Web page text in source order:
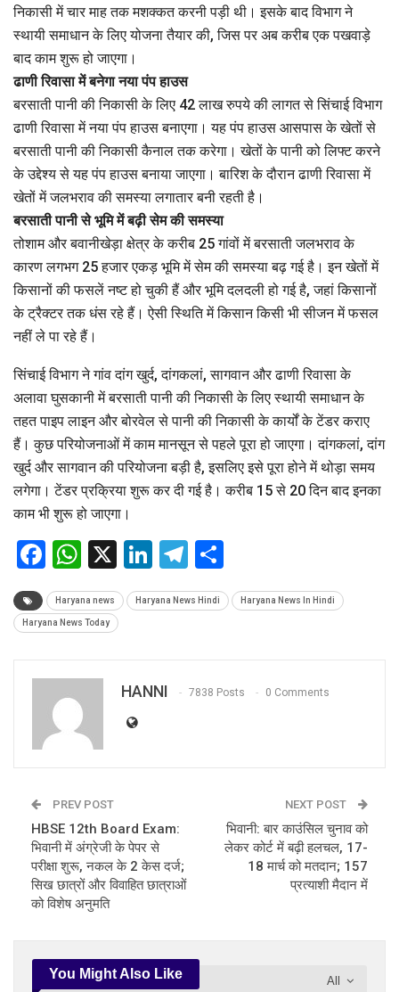
निकासी में चार माह तक मशक्कत करनी पड़ी थी। इसके बाद विभाग ने
स्थायी समाधान के लिए योजना तैयार की, जिस पर अब करीब एक पखवाड़े
बाद काम शुरू हो जाएगा।
ढाणी रिवासा में बनेगा नया पंप हाउस
बरसाती पानी की निकासी के लिए 42 लाख रुपये की लागत से सिंचाई विभाग
ढाणी रिवासा में नया पंप हाउस बनाएगा। यह पंप हाउस आसपास के खेतों से
बरसाती पानी की निकासी कैनाल तक करेगा। खेतों के पानी को लिफ्ट करने
के उद्देश्य से यह पंप हाउस बनाया जाएगा। बारिश के दौरान ढाणी रिवासा में
खेतों में जलभराव की समस्या लगातार बनी रहती है।
बरसाती पानी से भूमि में बढ़ी सेम की समस्या
तोशाम और बवानीखेड़ा क्षेत्र के करीब 25 गांवों में बरसाती जलभराव के
कारण लगभग 25 हजार एकड़ भूमि में सेम की समस्या बढ़ गई है। इन खेतों में
किसानों की फसलें नष्ट हो चुकी हैं और भूमि दलदली हो गई है, जहां किसानों
के ट्रैक्टर तक धंस रहे हैं। ऐसी स्थिति में किसान किसी भी सीजन में फसल
नहीं ले पा रहे हैं।
सिंचाई विभाग ने गांव दांग खुर्द, दांगकलां, सागवान और ढाणी रिवासा के
अलावा घुसकानी में बरसाती पानी की निकासी के लिए स्थायी समाधान के
तहत पाइप लाइन और बोरवेल से पानी की निकासी के कार्यों के टेंडर कराए
हैं। कुछ परियोजनाओं में काम मानसून से पहले पूरा हो जाएगा। दांगकलां, दांग
खुर्द और सागवान की परियोजना बड़ी है, इसलिए इसे पूरा होने में थोड़ा समय
लगेगा। टेंडर प्रक्रिया शुरू कर दी गई है। करीब 15 से 20 दिन बाद इनका
काम भी शुरू हो जाएगा।
Facebook
WhatsApp
X LinkedIn
Telegram
Haryana news Haryana News Hindi Haryana News In Hindi
Haryana News Today
HANNI 7838 Posts 0 Comments
PREV POST
HBSE 12th Board Exam:
भिवानी में अंग्रेजी के पेपर से
परीक्षा शुरू, नकल के 2 केस दर्ज;
सिख छात्रों और विवाहित छात्राओं
को विशेष अनुमति
NEXT POST
भिवानी: बार काउंसिल चुनाव को
लेकर कोर्ट में बढ़ी हलचल, 17-
18 मार्च को मतदान; 157
प्रत्याशी मैदान में
All
You Might Also Like